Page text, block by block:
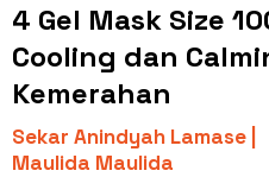
4 Gel Mask Size
Cooling dan
Kemerahan
Sekar Anindyah Lamase |
Maulida Maulida